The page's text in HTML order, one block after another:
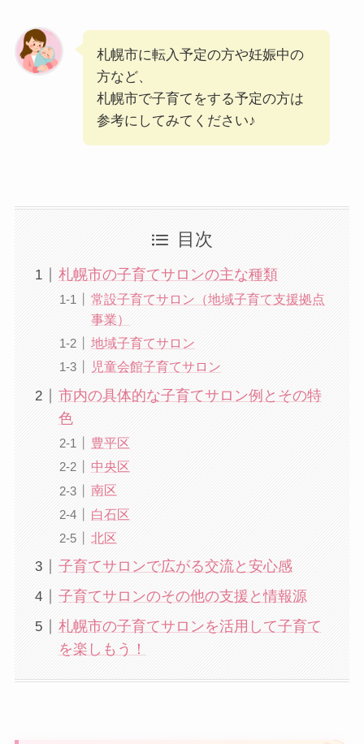
札幌市に転入予定の方や妊娠中の
方など、
札幌市で子育てをする予定の方は
参考にしてみてください♪
目次
札幌市の子育てサロンの主な種類
常設子育てサロン（地域子育て支援拠点
事業）
地域子育てサロン
児童会館子育てサロン
市内の具体的な子育てサロン例とその特
色
豊平区
中央区
南区
白石区
北区
子育てサロンで広がる交流と安心感
子育てサロンのその他の支援と情報源
札幌市の子育てサロンを活用して子育て
を楽しもう！